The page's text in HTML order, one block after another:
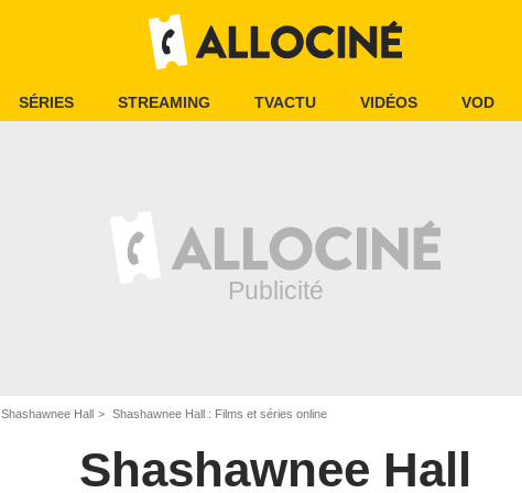
SÉRIES STREAMING TVACTU VIDÉOS VOD
Shashawnee Hall Shashawnee Hall : Films et séries online
Shashawnee Hall